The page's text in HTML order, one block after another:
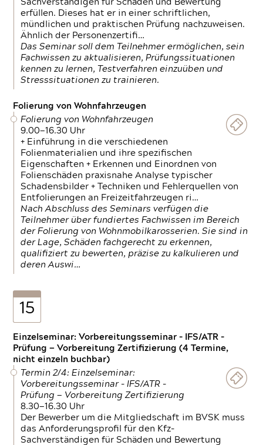
Sachverständigen für Schäden und Bewertung
erfüllen. Dieses hat er in einer schriftlichen,
mündlichen und praktischen Prüfung nachzuweisen.
Ähnlich der Personenzertifi…
Das Seminar soll dem Teilnehmer ermöglichen, sein
Fachwissen zu aktualisieren, Prüfungssituationen
kennen zu lernen, Testverfahren einzuüben und
Stresssituationen zu trainieren.
Folierung von Wohnfahrzeugen
Folierung von Wohnfahrzeugen
9.00—16.30 Uhr
+ Einführung in die verschiedenen
Folienmaterialien und ihre spezifischen
Eigenschaften + Erkennen und Einordnen von
Folienschäden praxisnahe Analyse typischer
Schadensbilder + Techniken und Fehlerquellen von
Entfolierungen an Freizeitfahrzeugen ri…
Nach Abschluss des Seminars verfügen die
Teilnehmer über fundiertes Fachwissen im Bereich
der Folierung von Wohnmobilkarosserien. Sie sind in
der Lage, Schäden fachgerecht zu erkennen,
qualifiziert zu bewerten, präzise zu kalkulieren und
deren Auswi…
15
Einzelseminar: Vorbereitungsseminar - IFS/ATR -
Prüfung — Vorbereitung Zertifizierung (4 Termine,
nicht einzeln buchbar)
Termin 2/4: Einzelseminar:
Vorbereitungsseminar - IFS/ATR -
Prüfung — Vorbereitung Zertifizierung
8.30—16.30 Uhr
Der Bewerber um die Mitgliedschaft im BVSK muss
das Anforderungsprofil für den Kfz-
Sachverständigen für Schäden und Bewertung